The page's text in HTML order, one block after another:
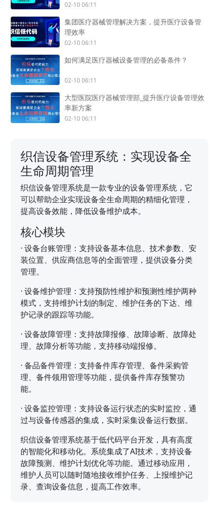
02-10 06:11
集团医疗器械管理解决方案，提升医疗设备管
理效率
02-10 06:11
如何满足医疗器械设备管理的必备条件？
02-10 06:11
大型医院医疗器械管理部_提升医疗设备管理效
率新方案
02-10 06:11
织信设备管理系统：实现设备全
生命周期管理
织信设备管理系统是一款专业的设备管理系统，它
可以帮助企业实现设备全生命周期的精细化管理，
提高设备效能，降低设备维护成本。
核心模块
·设备台账管理：支持设备基本信息、技术参数、安
装位置、供应商信息等的全面管理，提供设备分类
管理。
·设备维护管理：支持预防性维护和预测性维护两种
模式，支持维护计划的制定、维护任务的下达、维
护记录的跟踪等功能。
·设备故障管理：支持故障报修、故障诊断、故障处
理、故障分析等功能，支持移动端报修。
·备品备件管理：支持备件库存管理、备件采购管
理、备件领用管理等功能，提供备件库存预警功
能。
·设备监控管理：支持设备运行状态的实时监控，通
过与设备传感器的集成，实时采集设备运行数据。
织信设备管理系统基于低代码平台开发，具有高度
的智能化和移动化。系统集成了AI技术，支持设备
故障预测、维护计划优化等功能。通过移动应用，
维护人员可以随时随地接收维护任务、上报维护记
录、查询设备信息，提高工作效率。